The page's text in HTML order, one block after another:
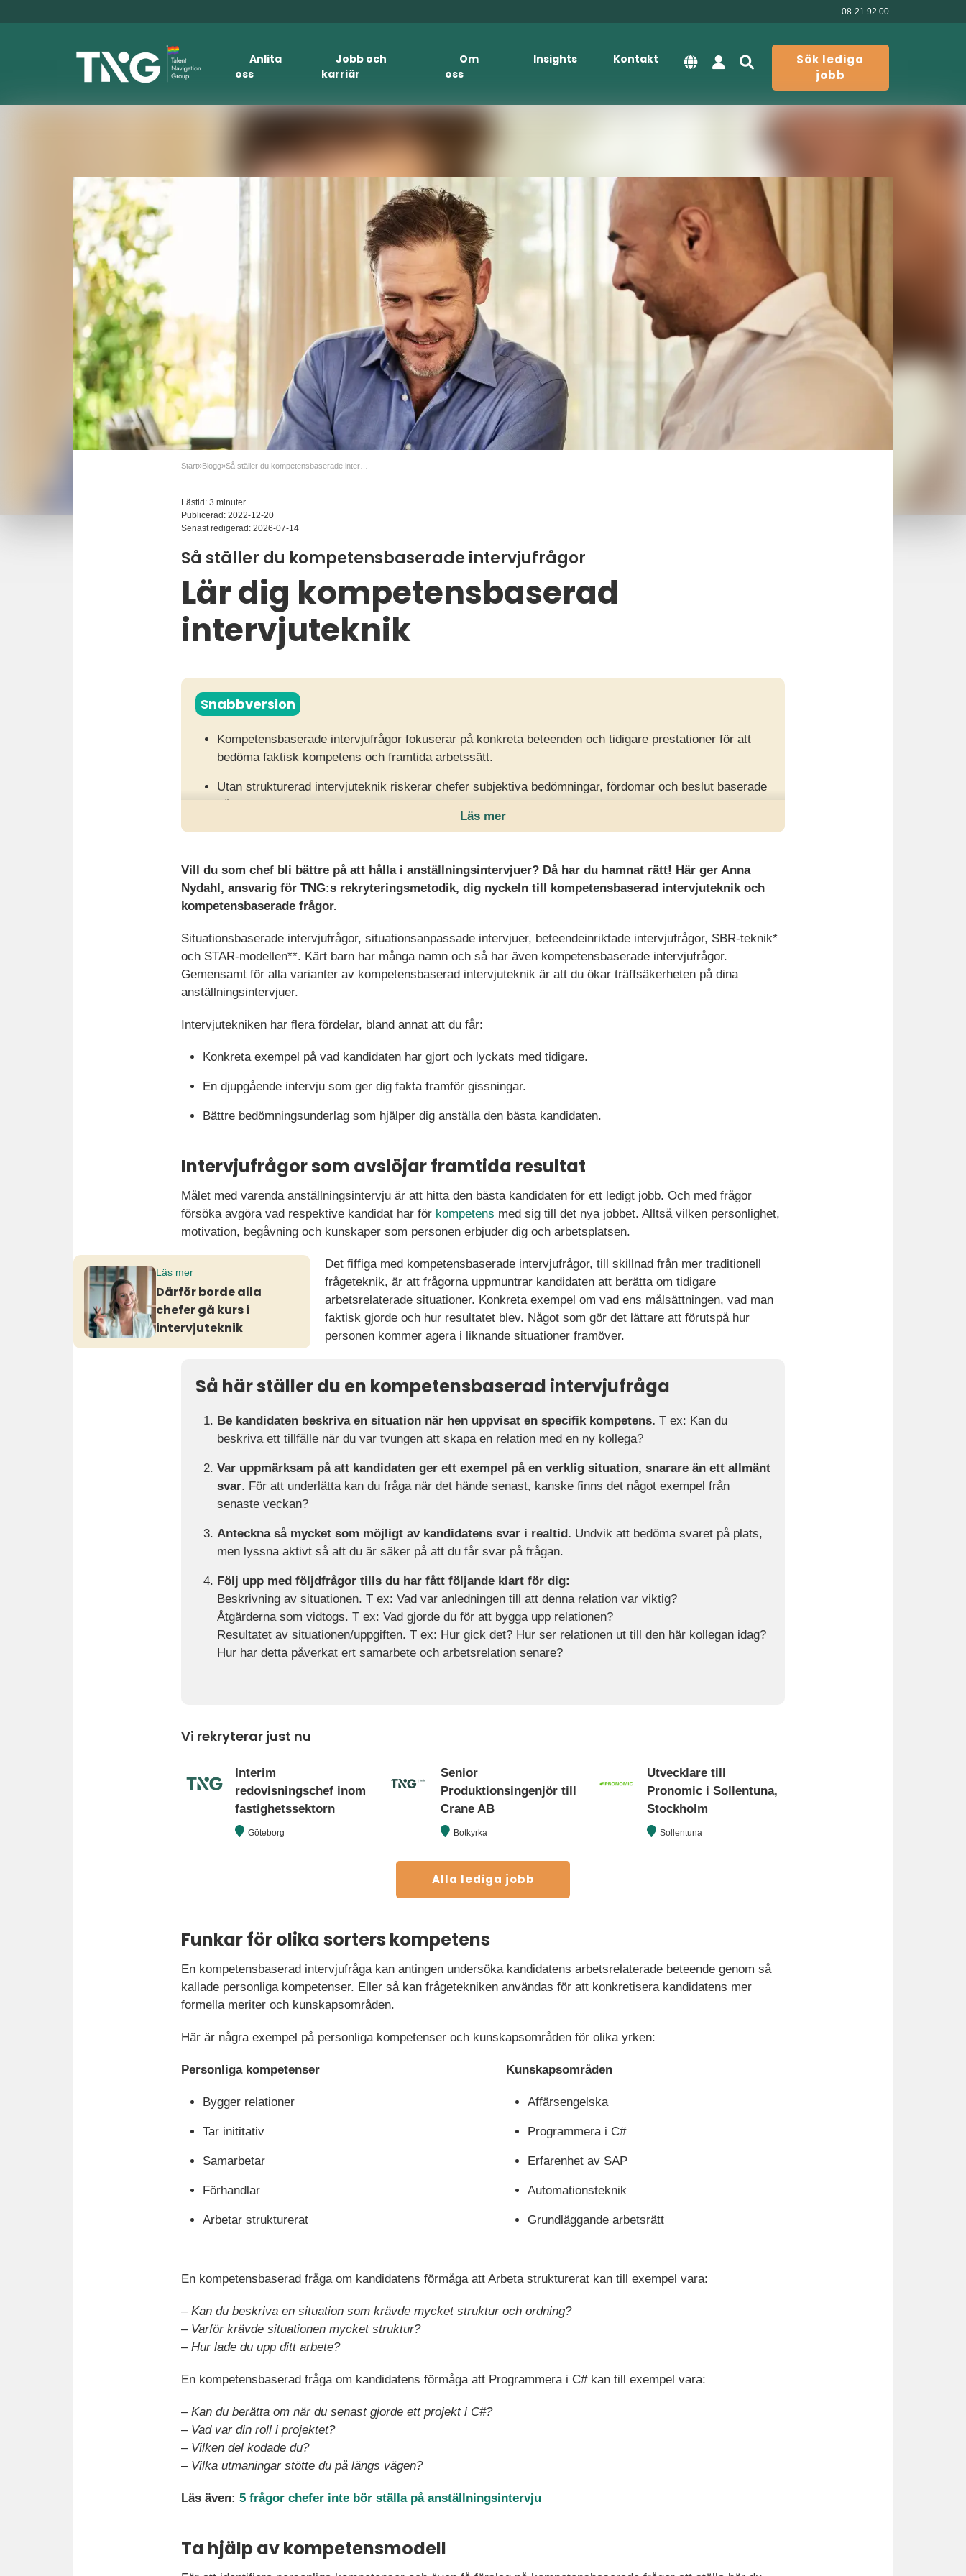
08-21 92 00
Anlita
oss
Jobb och
karriär
Om
oss
Insights Kontakt
Sök lediga
jobb
Start»Blogg»
Lästid: 3 minuter
Publicerad: 2022-12-20
Senast redigerad: 2026-07-14
Så ställer du kompetensbaserade intervjufrågor
Lär dig kompetensbaserad
intervjuteknik
Snabbversion
Kompetensbaserade intervjufrågor fokuserar på konkreta beteenden och tidigare prestationer för att
bedöma faktisk kompetens och framtida arbetssätt.
Utan strukturerad intervjuteknik riskerar chefer subjektiva bedömningar, fördomar och beslut baserade
på magkänsla snarare än fakta.
Genom att använda kompetensmodeller, samma frågor till alla och systematisk bedömning kan
Läs mer
Vill du som chef bli bättre på att hålla i anställningsintervjuer? Då har du hamnat rätt! Här ger Anna
Nydahl, ansvarig för TNG:s rekryteringsmetodik, dig nyckeln till kompetensbaserad intervjuteknik och
kompetensbaserade frågor.
Situationsbaserade intervjufrågor, situationsanpassade intervjuer, beteendeinriktade intervjufrågor, SBR-teknik*
och STAR-modellen**. Kärt barn har många namn och så har även kompetensbaserade intervjufrågor.
Gemensamt för alla varianter av kompetensbaserad intervjuteknik är att du ökar träffsäkerheten på dina
anställningsintervjuer.
Intervjutekniken har flera fördelar, bland annat att du får:
Konkreta exempel på vad kandidaten har gjort och lyckats med tidigare.
En djupgående intervju som ger dig fakta framför gissningar.
Bättre bedömningsunderlag som hjälper dig anställa den bästa kandidaten.
Intervjufrågor som avslöjar framtida resultat
Målet med varenda anställningsintervju är att hitta den bästa kandidaten för ett ledigt jobb. Och med frågor
försöka avgöra vad respektive kandidat har för kompetens med sig till det nya jobbet. Alltså vilken personlighet,
motivation, begåvning och kunskaper som personen erbjuder dig och arbetsplatsen.
Läs mer
Därför borde alla
chefer gå kurs i
intervjuteknik
Det fiffiga med kompetensbaserade intervjufrågor, till skillnad från mer traditionell
frågeteknik, är att frågorna uppmuntrar kandidaten att berätta om tidigare
arbetsrelaterade situationer. Konkreta exempel om vad ens målsättningen, vad man
faktisk gjorde och hur resultatet blev. Något som gör det lättare att förutspå hur
personen kommer agera i liknande situationer framöver.
Så här ställer du en kompetensbaserad intervjufråga
Be kandidaten beskriva en situation när hen uppvisat en specifik kompetens. T ex: Kan du
beskriva ett tillfälle när du var tvungen att skapa en relation med en ny kollega?
Var uppmärksam på att kandidaten ger ett exempel på en verklig situation, snarare än ett allmänt
svar. För att underlätta kan du fråga när det hände senast, kanske finns det något exempel från
senaste veckan?
Anteckna så mycket som möjligt av kandidatens svar i realtid. Undvik att bedöma svaret på plats,
men lyssna aktivt så att du är säker på att du får svar på frågan.
Följ upp med följdfrågor tills du har fått följande klart för dig:
Beskrivning av situationen. T ex: Vad var anledningen till att denna relation var viktig?
Åtgärderna som vidtogs. T ex: Vad gjorde du för att bygga upp relationen?
Resultatet av situationen/uppgiften. T ex: Hur gick det? Hur ser relationen ut till den här kollegan idag?
Hur har detta påverkat ert samarbete och arbetsrelation senare?
Vi rekryterar just nu
Interim
redovisningschef inom
fastighetssektorn
Göteborg
Senior
Produktionsingenjör till
Crane AB
Botkyrka
Utvecklare till
Pronomic i Sollentuna,
Stockholm
Sollentuna
Alla lediga jobb
Funkar för olika sorters kompetens
En kompetensbaserad intervjufråga kan antingen undersöka kandidatens arbetsrelaterade beteende genom så
kallade personliga kompetenser. Eller så kan frågetekniken användas för att konkretisera kandidatens mer
formella meriter och kunskapsområden.
Här är några exempel på personliga kompetenser och kunskapsområden för olika yrken:
Personliga kompetenser
Bygger relationer
Tar inititativ
Samarbetar
Förhandlar
Arbetar strukturerat
Kunskapsområden
Affärsengelska
Programmera i C#
Erfarenhet av SAP
Automationsteknik
Grundläggande arbetsrätt
En kompetensbaserad fråga om kandidatens förmåga att Arbeta strukturerat kan till exempel vara:
– Kan du beskriva en situation som krävde mycket struktur och ordning?
– Varför krävde situationen mycket struktur?
– Hur lade du upp ditt arbete?
En kompetensbaserad fråga om kandidatens förmåga att Programmera i C# kan till exempel vara:
– Kan du berätta om när du senast gjorde ett projekt i C#?
– Vad var din roll i projektet?
– Vilken del kodade du?
– Vilka utmaningar stötte du på längs vägen?
Läs även: 5 frågor chefer inte bör ställa på anställningsintervju
Ta hjälp av kompetensmodell